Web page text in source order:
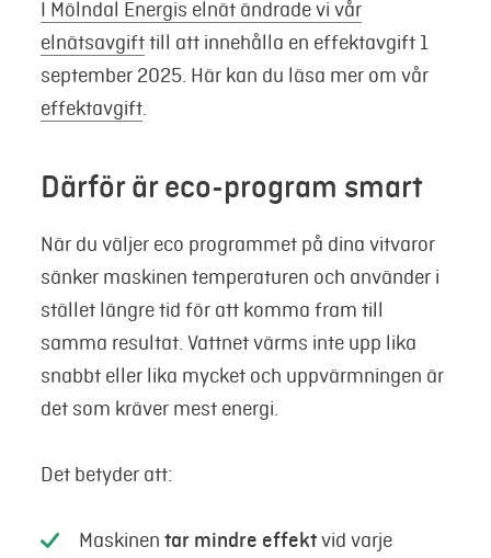
I Mölndal Energis elnät ändrade vi vår
elnätsavgifttill att innehålla en effektavgift 1
september 2025. Här kan du läsa mer om vår
effektavgift.
Därför är eco-program smart
När du väljer eco programmet på dina vitvaror
sänker maskinen temperaturen och använder i
stället längre tid för att komma fram till
samma resultat. Vattnet värms inte upp lika
snabbt eller lika mycket och uppvärmningen är
det som kräver mest energi.
Det betyder att:
Maskinen tar mindre effektvid varje